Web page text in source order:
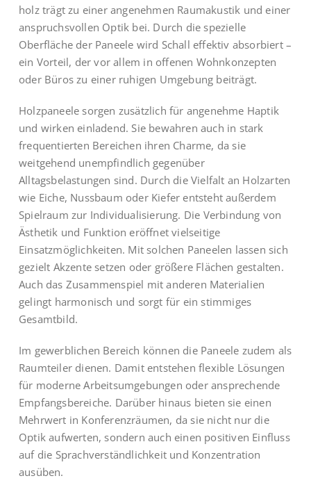
holzträgt zu einer angenehmen Raumakustik und einer
anspruchsvollen Optik bei. Durch die spezielle
Oberfläche der Paneele wird Schall effektiv absorbiert –
ein Vorteil, der vor allem in offenen Wohnkonzepten
oder Büros zu einer ruhigen Umgebung beiträgt.
Holzpaneele sorgen zusätzlich für angenehme Haptik
und wirken einladend. Sie bewahren auch in stark
frequentierten Bereichen ihren Charme, da sie
weitgehend unempfindlich gegenüber
Alltagsbelastungen sind. Durch die Vielfalt an Holzarten
wie Eiche, Nussbaum oder Kiefer entsteht außerdem
Spielraum zur Individualisierung. Die Verbindung von
Ästhetik und Funktion eröffnet vielseitige
Einsatzmöglichkeiten. Mit solchen Paneelen lassen sich
gezielt Akzente setzen oder größere Flächen gestalten.
Auch das Zusammenspiel mit anderen Materialien
gelingt harmonisch und sorgt für ein stimmiges
Gesamtbild.
Im gewerblichen Bereich können die Paneele zudem als
Raumteiler dienen. Damit entstehen flexible Lösungen
für moderne Arbeitsumgebungen oder ansprechende
Empfangsbereiche. Darüber hinaus bieten sie einen
Mehrwert in Konferenzräumen, da sie nicht nur die
Optik aufwerten, sondern auch einen positiven Einfluss
auf die Sprachverständlichkeit und Konzentration
ausüben.